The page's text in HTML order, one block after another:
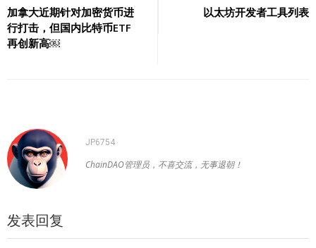
章
导
加拿大近期针对加密货币进
行打击，但国内比特币ETF
再创新高￼
以太坊开发者工具列表
JP6754
ChainDAO管理员，不喜交流，无事退朝！
发表回复